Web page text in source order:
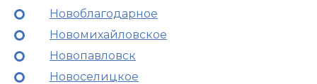
Новоблагодарное
Новомихайловское
Новопавловск
Новоселицкое